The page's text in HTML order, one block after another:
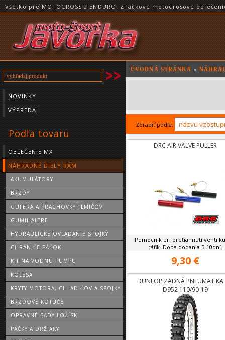
Všetko pre MOTOCROSS a ENDURO. Značkové motocrosové
NOVINKY
VÝPREDAJ
Podľa tovaru
OBLEČENIE MX
NÁHRADNÉ DIELY RÁM
AKUMULÁTORY
BRZDY
GUFERÁ A PRACHOVKY TLMIČOV
GUMIHALTRE
HYDRAULICKÉ OVLADANIE SPOJKY
CHRÁNIČE PÁČOK
KIT NA VODNÚ PUMPU
KOLESÁ
KRYTY MOTORA, CHLADIČOV A SPOJKY
BRZDOVÉ KOTÚČE
OPRAVNÉ SADY LOŽÍSK
PÁČKY A DRŽIAKY
ÚVODNÁ STRÁNKA »
Zoradiť podľa:
DRC AIR VALVE PULLER
Pomocník pri preťiahnutí
ráfik. Doba dodania 5-10dní.
9,30 €
DUNLOP ZADNÁ PNEUMATIKA
D952 110/90-19